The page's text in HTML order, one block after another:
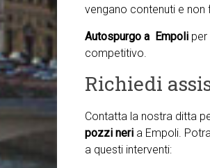
vengano contenuti e non
Autospurgo a Empoli
competitivo.
Richiedi
Contatta la nostra ditta
pozzi neri a Empoli.
a questi interventi: